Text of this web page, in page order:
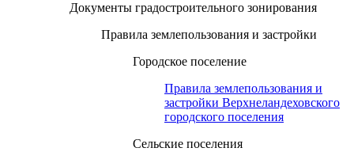
Документы градостроительного зонирования
Правила землепользования и застройки
Городское поселение
Правила землепользования и
застройки Верхнеландеховского
городского поселения
Сельские поселения